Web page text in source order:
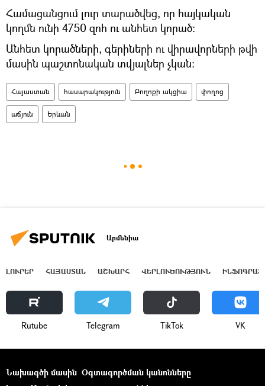
Համացանցում լուր տարածվեց, որ հայկական
կողմն ունի 4750 զոհ ու անհետ կորած։
Անհետ կորածների, գերիների ու վիրավորների թվի
մասին պաշտոնական տվյալներ չկան։
Հայաստան հասարակություն Բողոքի ակցիա փողոց
աճյուն Երևան
Արմենիա
ԼՈՒՐԵՐ ՀԱՅԱՍՏԱՆ ԱՇԽԱՐՀ ՎԵՐԼՈՒԾՈՒԹՅՈՒՆ
Rutube Telegram ТikТоk VK
Նախագծի մասին Օգտագործման կանոնները